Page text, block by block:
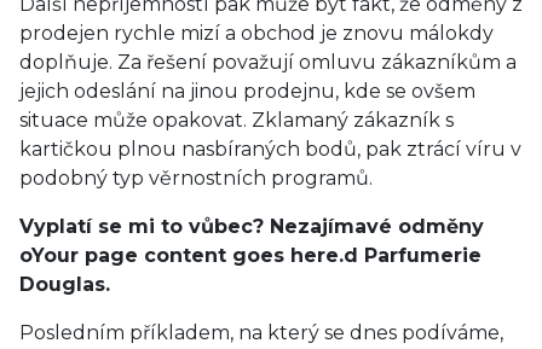
prodejen rychle mizí a obchod je znovu málokdy
doplňuje. Za řešení považují omluvu zákazníkům a
jejich odeslání na jinou prodejnu, kde se ovšem
situace může opakovat. Zklamaný zákazník s
kartičkou plnou nasbíraných bodů, pak ztrácí víru v
podobný typ věrnostních programů.
Vyplatí se mi to vůbec? Nezajímavé odměny
oYour page content goes here.d Parfumerie
Douglas.
Posledním příkladem, na který se dnes podíváme,